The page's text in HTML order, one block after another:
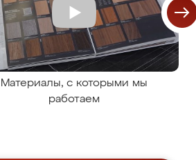
Материалы, с которыми мы
работаем